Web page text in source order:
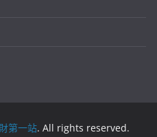
第一站. All rights reserved.